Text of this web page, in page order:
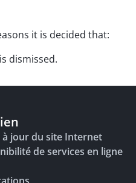
it is decided that:
dismissed.
à jour du site Internet
de services en ligne